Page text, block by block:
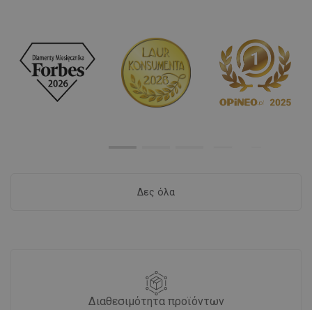
Δες όλα
Διαθεσιμότητα προϊόντων